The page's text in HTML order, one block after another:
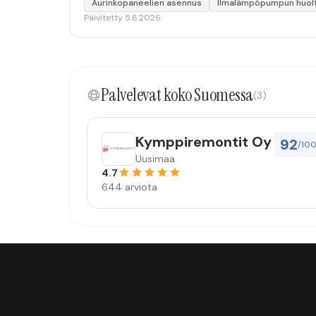
Aurinkopaneelien asennus Ilmalämpöpumpun
Päivitetty 5.8.2026
Palvelevat koko Suomessa(3)
92/100
Kymppiremontit Oy
Uusimaa
4.7
644 arviota